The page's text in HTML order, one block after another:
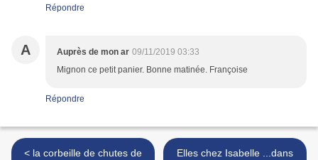
Répondre
A Auprès de mon ar 09/11/2019 03:33
Mignon ce petit panier. Bonne matinée. Françoise
Répondre
< la corbeille de chutes de
Elles chez Isabelle ...dans